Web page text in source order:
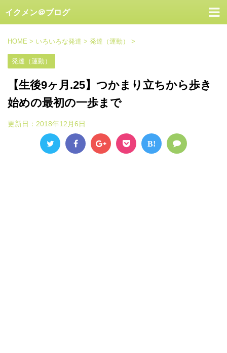
イクメン＠ブログ
HOME > いろいろな発達 > 発達（運動） >
発達（運動）
【生後9ヶ月.25】つかまり立ちから歩き
始めの最初の一歩まで
更新日： 2018年12月6日
B!